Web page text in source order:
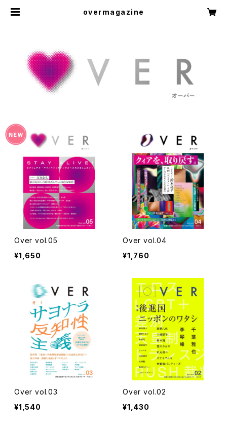
overmagazine
Over vol.05
¥1,650
Over vol.04
¥1,760
Over vol.03
¥1,540
Over vol.02
¥1,430